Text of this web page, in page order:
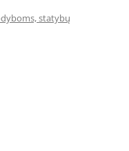
statybų